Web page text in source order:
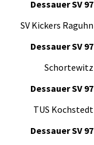
Dessauer SV 97
SV Kickers Raguhn
Dessauer SV 97
Schortewitz
Dessauer SV 97
TUS Kochstedt
Dessauer SV 97